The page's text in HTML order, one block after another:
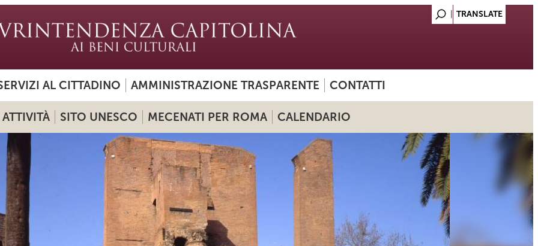
AL CITTADINO AMMINISTRAZIONE TRASPARENTE CONTATTI
ATTIVITÀ SITO UNESCO MECENATI PER ROMA CALENDARIO